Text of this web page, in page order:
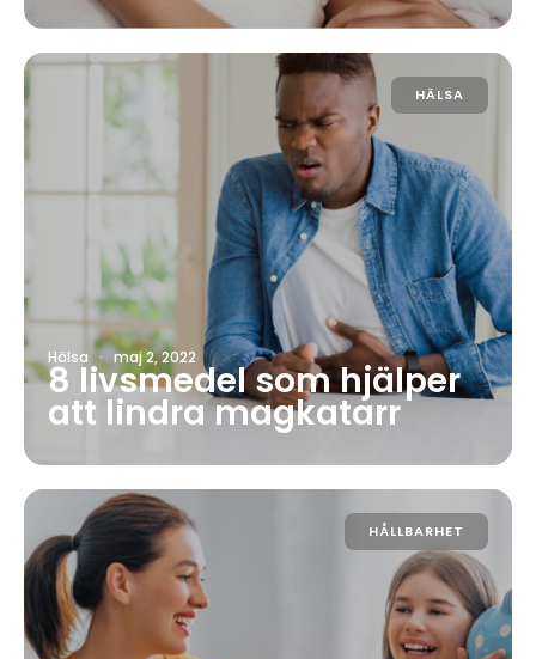
HÄLSA
Hälsa · maj 2, 2022
8 livsmedel som hjälper
att lindra magkatarr
HÅLLBARHET